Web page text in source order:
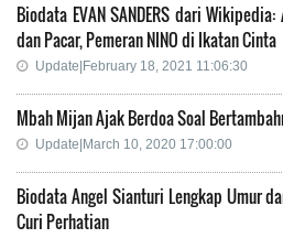
Biodata EVAN SANDERS dari
dan Pacar, Pemeran NINO di Ikatan Cinta
Update|February 18, 2021 11:06:30
Mbah Mijan Ajak Berdoa Soal
Update|March 10, 2020 17:00:00
Biodata Angel Sianturi Lengkap Umur
Curi Perhatian